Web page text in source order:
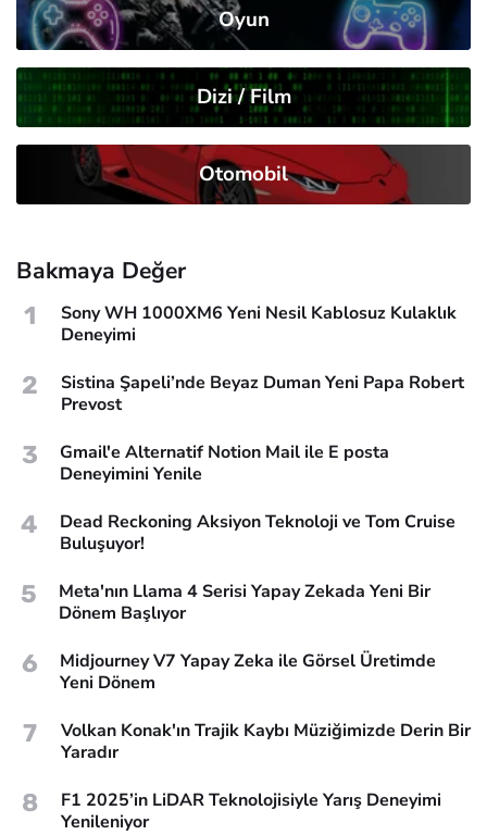
Oyun
Dizi / Film
Otomobil
Bakmaya Değer
1
Sony WH 1000XM6 Yeni Nesil Kablosuz Kulaklık
Deneyimi
2
Sistina Şapeli’nde Beyaz Duman Yeni Papa Robert
Prevost
3
Gmail'e Alternatif Notion Mail ile E posta
Deneyimini Yenile
4
Dead Reckoning Aksiyon Teknoloji ve Tom Cruise
Buluşuyor!
5
Meta'nın Llama 4 Serisi Yapay Zekada Yeni Bir
Dönem Başlıyor
6
Midjourney V7 Yapay Zeka ile Görsel Üretimde
Yeni Dönem
7
Volkan Konak'ın Trajik Kaybı Müziğimizde Derin Bir
Yaradır
8
F1 2025’in LiDAR Teknolojisiyle Yarış Deneyimi
Yenileniyor